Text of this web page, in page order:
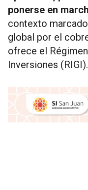
ponerse en
contexto
global por el
ofrece el
Inversiones (RIGI).